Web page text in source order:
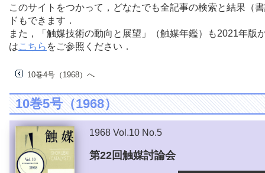
このサイトをつかって，どなたでも全記事の検索と結果（
ドもできます．
また，「触媒技術の動向と展望」（触媒年鑑）も2021年
はこちら をご参照ください．
10巻4号（1968）へ
10巻5号（1968）
1968 Vol.10 No.5
第22回触媒討論会